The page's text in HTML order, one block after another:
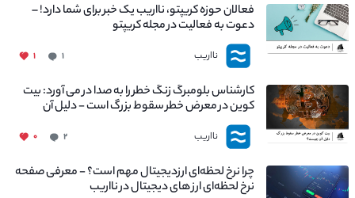
فعالان حوزه کریپتو، نااریب یک خبر برای شما دارد! –
دعوت به فعالیت در مجله کریپتو
نااریب ۱ ۱
کارشناس بلومبرگ زنگ خطر را به صدا در می آورد: بیت
کوین در معرض خطر سقوط بزرگ است - دلیل آن
چیست؟
نااریب ۲ ۰
چرا نرخ لحظه‌ای ارزدیجیتال مهم است؟ - معرفی صفحه
نرخ لحظه‌ای ارز های دیجیتال در نااریب